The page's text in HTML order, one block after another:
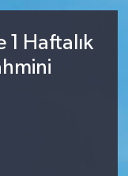
1 Haftalık